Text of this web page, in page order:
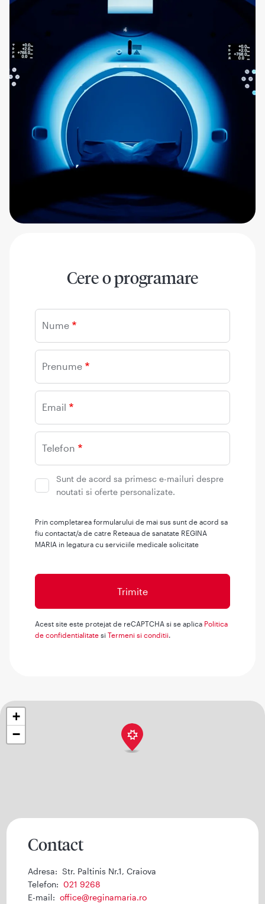
Cere o programare
Nume
Prenume
Email
Telefon
Sunt de acord sa primesc e-mailuri despre
noutati si oferte personalizate.
Prin completarea formularului de mai sus sunt de acord sa
fiu contactat/a de catre Reteaua de sanatate REGINA
MARIA in legatura cu serviciile medicale solicitate
Acest site este protejat de reCAPTCHA si se aplica Politica
de confidentialitate siTermeni si conditii
+
−
Contact
Adresa: Str. Paltinis Nr.1, Craiova
Telefon: 021 9268
E-mail: office@reginamaria.ro